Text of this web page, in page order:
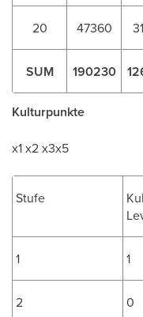
20 47360
SUM 190230
Kulturpunkte
x1 x2 x3x5
Stufe
1 1
2 0